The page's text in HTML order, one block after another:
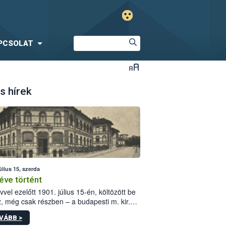
hírek
15, szerda
történt
ezelőtt 1901. július 15-én, költözött be
még csak részben – a budapesti m. kir.
állomás a Kis Rókus utca
alatti, Czigler Győző által tervezett új
>